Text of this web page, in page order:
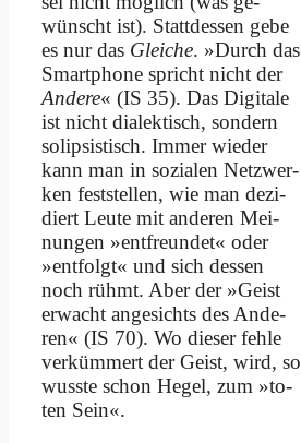
wünscht ist). Statt­des­sen ge­be
es nur das Glei­che. »Durch das
Smart­phone spricht nicht der
An­de­re« (IS 35). Das Di­gi­ta­le
ist nicht dia­lek­tisch, son­dern
so­lip­si­stisch. Im­mer wie­der
kann man in so­zia­len Netz­wer­
ken fest­stel­len, wie man de­zi­
diert Leu­te mit an­de­ren Mei­
nun­gen »ent­freun­det« oder
»ent­folgt« und sich des­sen
noch rühmt. Aber der »Geist
er­wacht an­ge­sichts des An­de­
ren« (IS 70). Wo die­ser feh­le
ver­küm­mert der Geist, wird, so
wuss­te schon He­gel, zum »to­
ten Sein«.